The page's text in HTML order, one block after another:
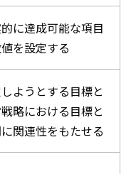
に達成可能な項目
を設定する
ようとする目標と
略における目標と
関連性をもたせる